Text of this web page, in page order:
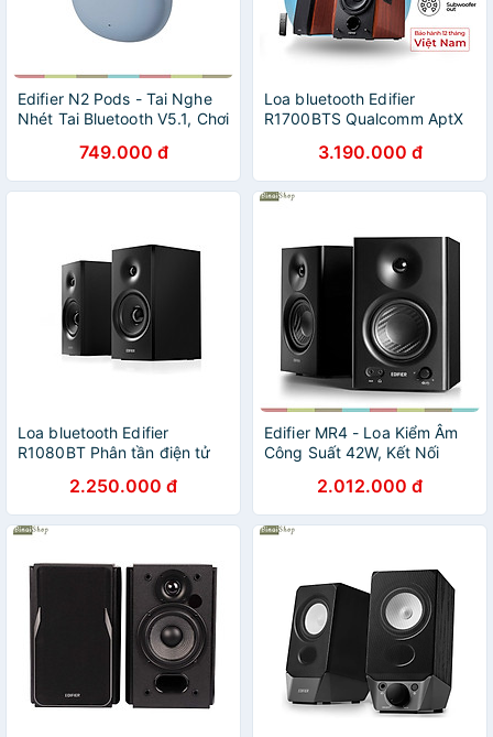
Edifier N2 Pods - Tai Nghe
Nhét Tai Bluetooth V5.1, Chơi
13mm, Thời Lượng 28h-
Hàng chính hãng
749.000 đ
Loa bluetooth Edifier
R1700BTS Qualcomm AptX
loa siêu trầm - Hàng chính
hãng
3.190.000 đ
Loa bluetooth Edifier
R1080BT Phân tần điện tử
chính hãng2.250.000 đ
Edifier MR4 - Loa Kiểm Âm
Công Suất 42W, Kết Nối
Thu - Hàng chính hãng
2.012.000 đ